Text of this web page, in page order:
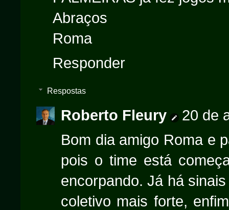
Abraços
Roma
Responder
Respostas
Roberto Fleury
20 de
Bom dia amigo Roma e
pois o time está
encorpando. Já há
coletivo mais forte,